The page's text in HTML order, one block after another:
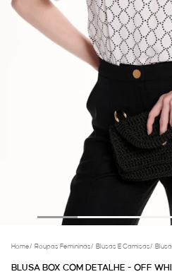
Home/ Roupas Femininas/ Blusas E Camisas/
BLUSA BOX COM DETALHE - OFF